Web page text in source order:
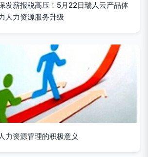
发薪报税高压！5月22日瑞人云产品体
人力资源服务升级
力资源管理的积极意义